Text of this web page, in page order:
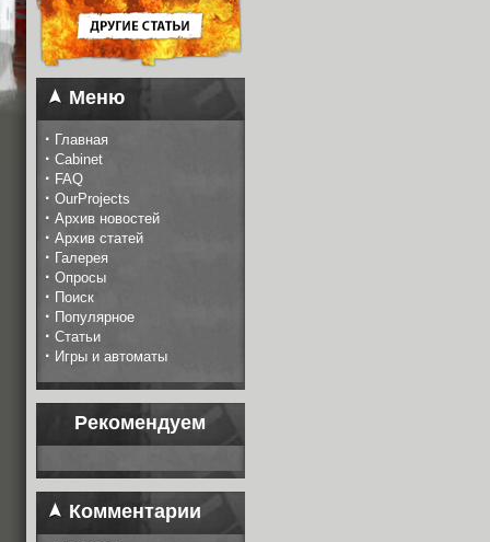
Меню
· Главная
· Cabinet
· FAQ
· OurProjects
· Архив новостей
· Архив статей
· Галерея
· Опросы
· Поиск
· Популярное
· Статьи
· Игры и автоматы
Рекомендуем
Комментарии